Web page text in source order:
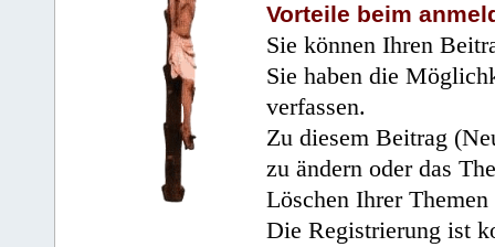
Vorteile beim
Sie können Ihren
Sie haben die
verfassen.
Zu diesem Beitrag
zu ändern oder das
Löschen Ihrer
Die Registrierung ist